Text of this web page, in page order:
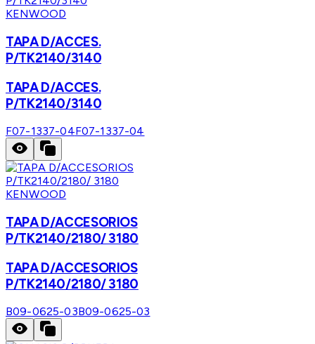
KENWOOD
TAPA D/ACCES.
P/TK2140/3140
TAPA D/ACCES.
P/TK2140/3140
F07-1337-04F07-1337-04
KENWOOD
TAPA D/ACCESORIOS
P/TK2140/2180/ 3180
TAPA D/ACCESORIOS
P/TK2140/2180/ 3180
B09-0625-03B09-0625-03